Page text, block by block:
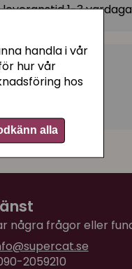
handla i vår
hur vår
hos
alla
leveranstid 1-3
kattgodis
några frågor eller
2059210